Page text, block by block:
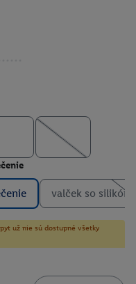
valček so
už nie sú dostupné všetky